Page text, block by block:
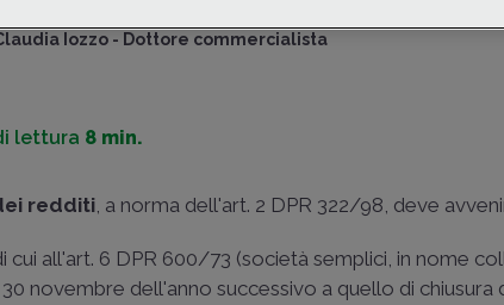
Iozzo - Dottore commercialista
lettura 8 min.
redditi, a norma dell'art. 2 DPR 322/98, deve
cui all'art. 6 DPR 600/73 (società semplici, in nome
novembre dell'anno successivo a quello di chiusura